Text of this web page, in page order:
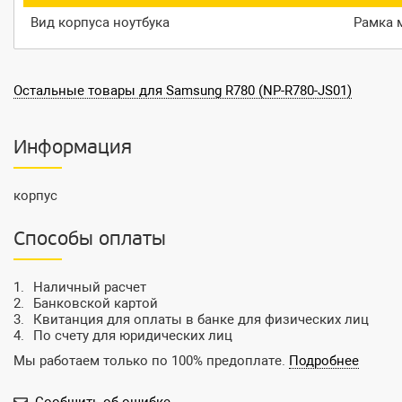
Вид корпуса ноутбука
Рамка
Остальные товары для Samsung R780 (NP-R780-JS01)
Информация
корпус
Способы оплаты
Наличный расчет
Банковской картой
Квитанция для оплаты в банке для физических лиц
По счету для юридических лиц
Мы работаем только по 100% предоплате. Подробнее